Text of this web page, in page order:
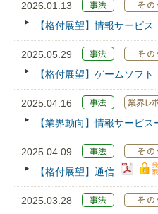
2026.01.13
【格付展望】情報サービス
2025.05.29
【格付展望】ゲームソフト
2025.04.16
【業界動向】情報サービ
2025.04.09
【格付展望】通信
2025.03.28